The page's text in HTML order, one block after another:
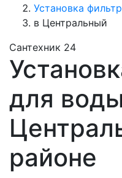
Установка
в Центральный
Сантехник 24
для
районе